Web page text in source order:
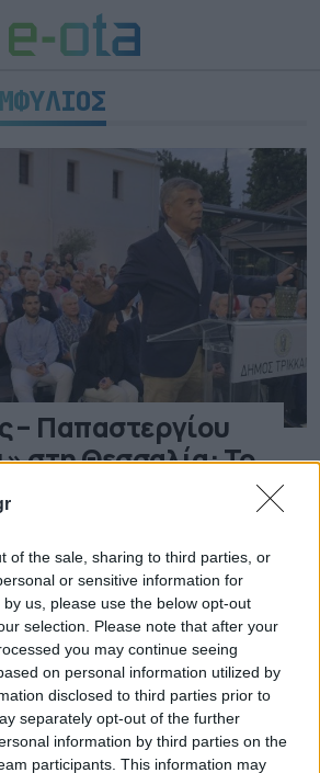
of the sale, sharing to third parties, or
or sensitive information for
us, please use the below opt-out
selection. Please note that after your
you may continue seeing
on personal information utilized by
disclosed to third parties prior to
separately opt-out of the further
information by third parties on the
participants. This information may
– Παπαστεργίου
στη Θεσσαλία: Το
μεγάλης
πέρασαν από τις
στην περιφέρεια
«γαλάζιος» υποψήφιος
βάδιζαν «αγκαζέ»
κάλπης. Κι ενώ η έκβαση των
και για τους δύο ήρθε το
να βγει στην επιφάνεια μια
-προσωρινώς- στον βωμό